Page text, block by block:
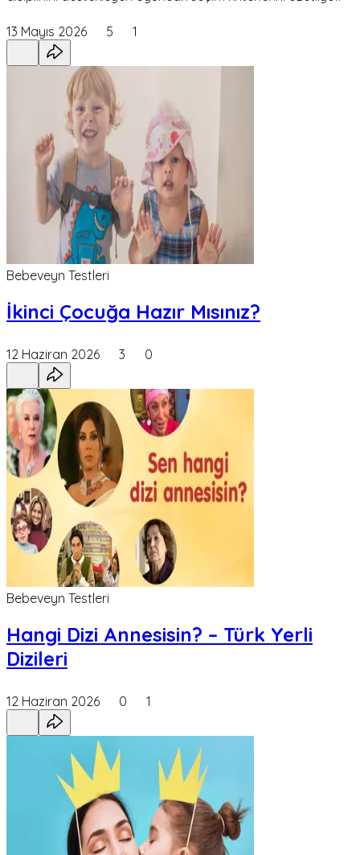
13 Mayıs 2026 5 1
Bebeveyn Testleri
İkinci Çocuğa Hazır Mısınız?
12 Haziran 2026 3 0
Bebeveyn Testleri
Hangi Dizi Annesisin? – Türk Yerli
Dizileri
12 Haziran 2026 0 1